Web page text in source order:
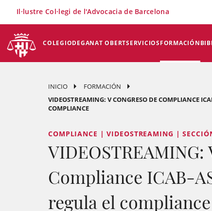
COLEGIODEGANAT OBERTSERVICIOSFORMACIÓN
Il·lustre Col·legi de l'Advocacia de Barcelona
INICIO
FORMACIÓN
VIDEOSTREAMING: V CONGRESO DE COMPLIANCE
COMPLIANCE
COMPLIANCE | VIDEOSTREAMING |
VIDEOSTREAMING:
Compliance ICAB-
regula el compliance